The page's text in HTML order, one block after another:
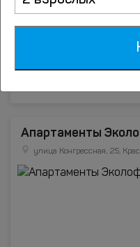
Апартаменты
улица Конгрессная, 25,